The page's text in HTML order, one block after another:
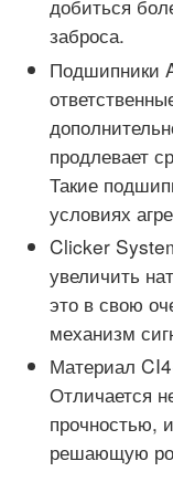
добиться
заброса.
Подшипники
продлевает
Такие
условиях
Clicker
увеличить
это в свою
механизм
Материал
Отличается
прочностью,
решающую